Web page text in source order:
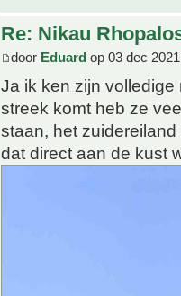
Re: Nikau
door Eduard op 03 dec
Ja ik ken zijn
streek komt heb ze
staan, het
dat direct aan de kust